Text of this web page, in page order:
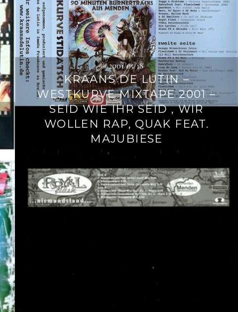
2001/05/18
KRAANS DE LUTIN –
WESTKURVE MIXTAPE 2001 –
SEID WIE IHR SEID , WIR
WOLLEN RAP, QUAK FEAT.
MAJUBIESE